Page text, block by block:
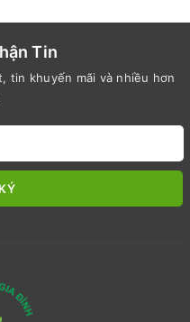
Tin
tin khuyến mãi và nhiều hơn